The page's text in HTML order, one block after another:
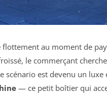
flottement au moment de
le commerçant
scénario est devenu un luxe
— ce petit boîtier qui